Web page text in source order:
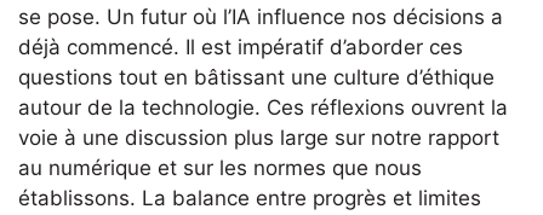
se pose. Un futur où l’IA influence nos décisions a
déjà commencé. Il est impératif d’aborder ces
questions tout en bâtissant une culture d’éthique
autour de la technologie. Ces réflexions ouvrent la
voie à une discussion plus large sur notre rapport
au numérique et sur les normes que nous
établissons. La balance entre progrès et limites